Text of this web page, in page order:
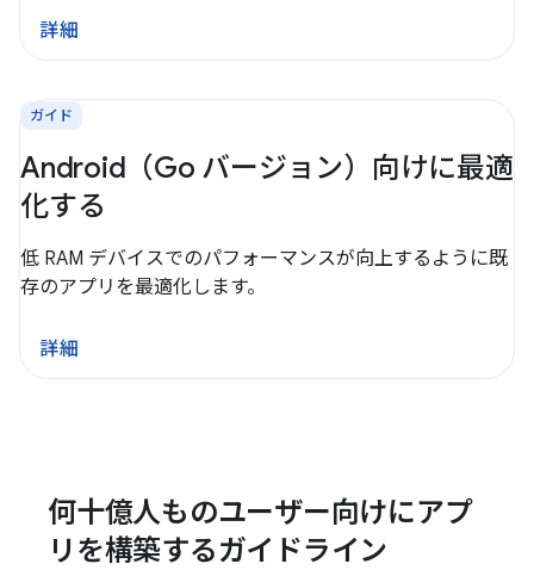
詳細
ガイド
Android（Go バージョン）向けに最適
化する
低 RAM デバイスでのパフォーマンスが向上するように既
存のアプリを最適化します。
詳細
何十億人ものユーザー向けにアプ
リを構築するガイドライン